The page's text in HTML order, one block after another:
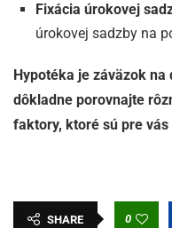
Fixácia úrokovej
úrokovej sadzby na
Hypotéka je záväzok
dôkladne porovnajte
faktory, ktoré sú pre vás
SHARE 0